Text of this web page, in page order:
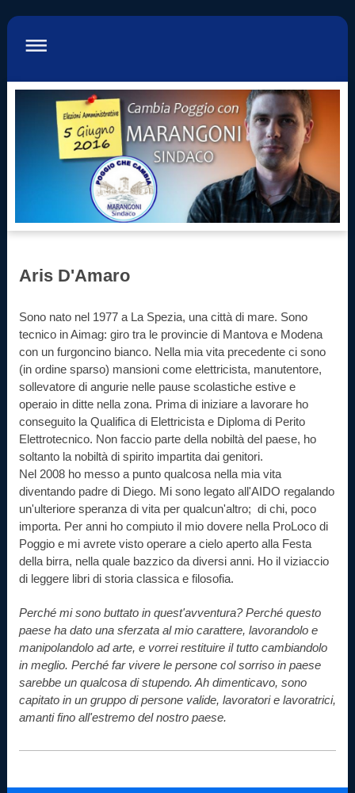
Aris D'Amaro
Sono nato nel 1977 a La Spezia, una città di mare. Sono
tecnico in Aimag: giro tra le provincie di Mantova e Modena
con un furgoncino bianco. Nella mia vita precedente ci sono
(in ordine sparso) mansioni come elettricista, manutentore,
sollevatore di angurie nelle pause scolastiche estive e
operaio in ditte nella zona. Prima di iniziare a lavorare ho
conseguito la Qualifica di Elettricista e Diploma di Perito
Elettrotecnico. Non faccio parte della nobiltà del paese, ho
soltanto la nobiltà di spirito impartita dai genitori.
Nel 2008 ho messo a punto qualcosa nella mia vita
diventando padre di Diego. Mi sono legato all'AIDO regalando
un'ulteriore speranza di vita per qualcun'altro; di chi, poco
importa. Per anni ho compiuto il mio dovere nella ProLoco di
Poggio e mi avrete visto operare a cielo aperto alla Festa
della birra, nella quale bazzico da diversi anni. Ho il viziaccio
di leggere libri di storia classica e filosofia.
Perché mi sono buttato in quest'avventura? Perché questo
paese ha dato una sferzata al mio carattere, lavorandolo e
manipolandolo ad arte, e vorrei restituire il tutto cambiandolo
in meglio. Perché far vivere le persone col sorriso in paese
sarebbe un qualcosa di stupendo. Ah dimenticavo, sono
capitato in un gruppo di persone valide, lavoratori e lavoratrici,
amanti fino all'estremo del nostro paese.